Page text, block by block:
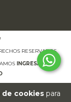
de cookiespara
RESERVADOS.
INGRESÁ ACÁ.